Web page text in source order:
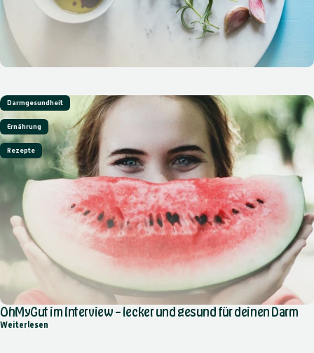
Darmgesundheit
Ernährung
Rezepte
OhMyGut im Interview – lecker und gesund für deinen Darm
Weiterlesen